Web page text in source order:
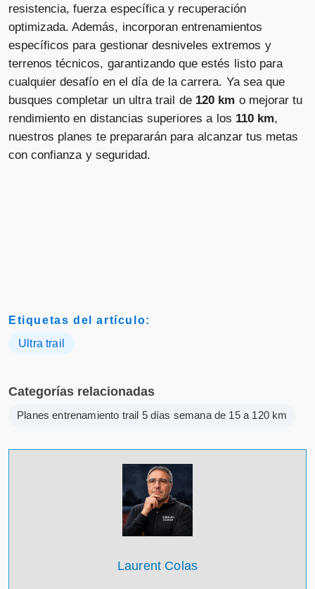
resistencia, fuerza específica y recuperación
optimizada. Además, incorporan entrenamientos
específicos para gestionar desniveles extremos y
terrenos técnicos, garantizando que estés listo para
cualquier desafío en el día de la carrera. Ya sea que
busques completar un ultra trail de 120 km o mejorar tu
rendimiento en distancias superiores a los 110 km,
nuestros planes te prepararán para alcanzar tus metas
con confianza y seguridad.
Etiquetas del artículo:
Ultra trail
Categorías relacionadas
Planes entrenamiento trail 5 días semana de 15 a 120 km
Laurent Colas